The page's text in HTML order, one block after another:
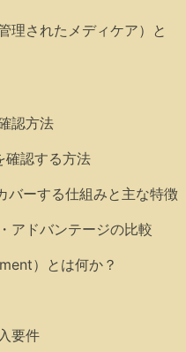
理されたメディケア）と
認方法
確認する方法
ーする仕組みと主な特徴
アドバンテージの比較
）とは何か？
要件